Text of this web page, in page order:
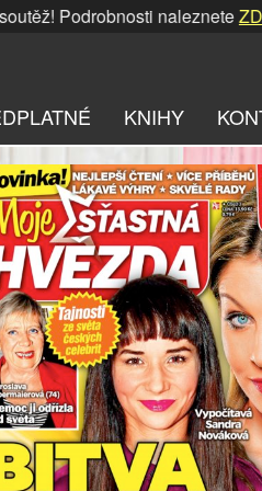
nalezneteZDE. |
KNIHY